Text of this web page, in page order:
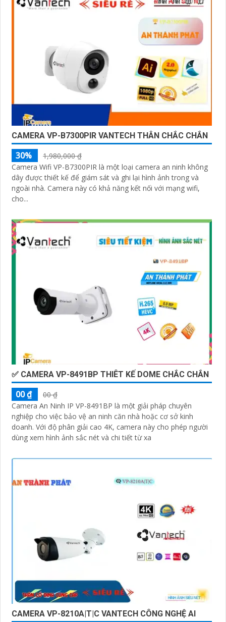
CAMERA VP-B7300PIR VANTECH THÂN CHẮC CHẮN
30%
1,980,000 ₫
Camera Wifi VP-B7300PIR là một loại camera an ninh không
dây được thiết kế để giám sát và ghi lại hình ảnh trong và
ngoài nhà. Camera này có khả năng kết nối với mạng wifi,
cho...
✅ CAMERA VP-8491BP THIÊT KẾ DOME CHẮC CHẮN
00 ₫
00 ₫
Camera An Ninh IP VP-8491BP là một giải pháp chuyên
nghiệp cho việc bảo vệ an ninh căn nhà hoặc cơ sở kinh
doanh. Với độ phân giải cao 4K, camera này cho phép người
dùng xem hình ảnh sắc nét và chi tiết từ xa
CAMERA VP-8210A|T|C VANTECH CÔNG NGHỆ AI